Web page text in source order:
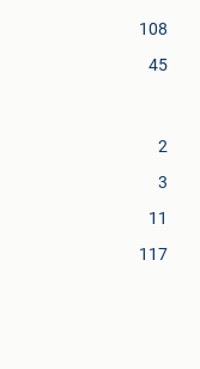
108
45
2
3
11
117